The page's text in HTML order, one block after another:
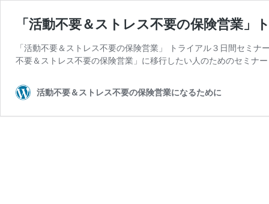
「活動不要＆ストレス不要の保険営業」
「活動不要＆ストレス不要の保険営業」 トライアル３日間セミ
不要＆ストレス不要の保険営業」に移行したい人のためのセミナ
活動不要＆ストレス不要の保険営業になるために